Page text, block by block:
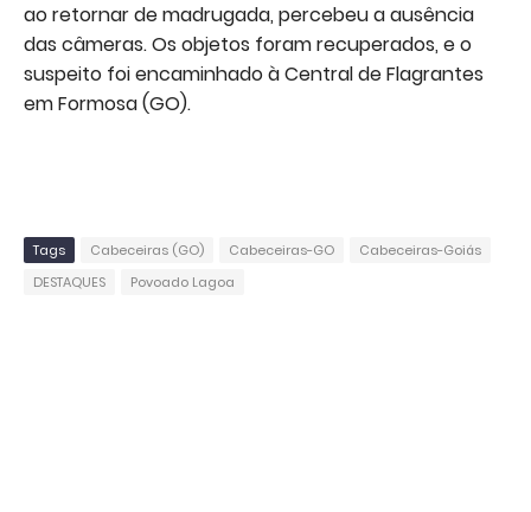
ao retornar de madrugada, percebeu a ausência
das câmeras. Os objetos foram recuperados, e o
suspeito foi encaminhado à Central de Flagrantes
em Formosa (GO).
Tags Cabeceiras (GO) Cabeceiras-GO
Cabeceiras-Goiás
DESTAQUES
Povoado Lagoa